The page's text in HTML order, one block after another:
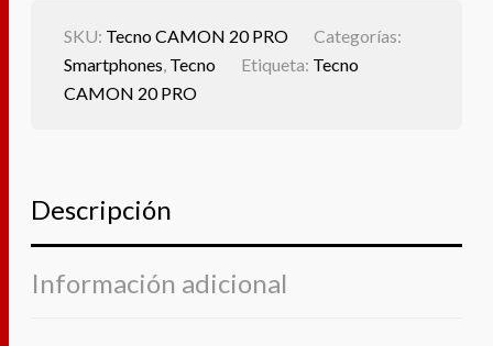
SKU: Tecno CAMON 20 PRO
Categorías:
Smartphones, Tecno Etiqueta: Tecno
CAMON 20 PRO
Descripción
Información adicional